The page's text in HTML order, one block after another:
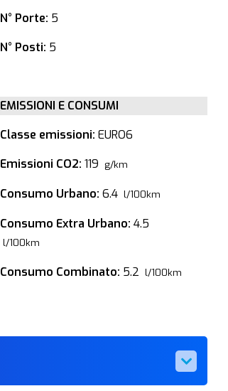
N° Porte: 5
N° Posti: 5
EMISSIONI E CONSUMI
Classe emissioni: EURO6
Emissioni CO2: 119 g/km
Consumo Urbano: 6.4 l/100km
Consumo Extra Urbano: 4.5
l/100km
Consumo Combinato: 5.2 l/100km